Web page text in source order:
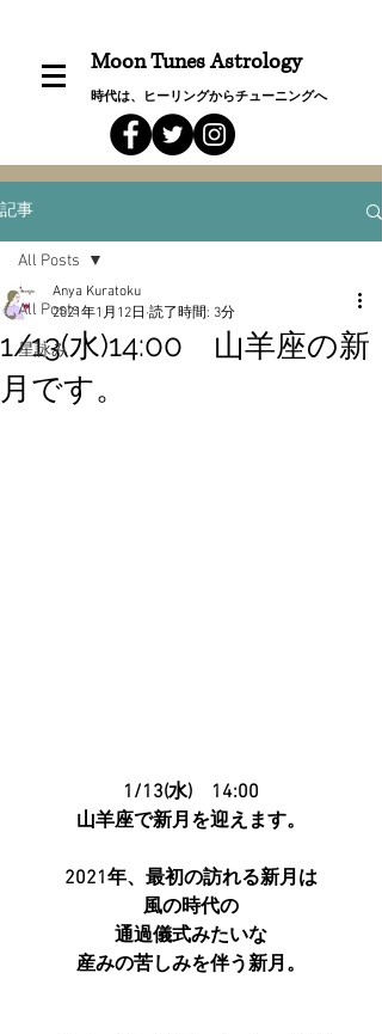
Moon Tunes Astrology
時代は、ヒーリングからチューニングへ
記事
All Posts
星詠み
All Posts
1/13(水)14:00 山羊座の新
月です。
Anya Kuratoku
2021年1月12日 読了時間: 3分
1/13(水)　14:00
山羊座で新月を迎えます。
2021年、最初の訪れる新月は
風の時代の
通過儀式みたいな
産みの苦しみを伴う新月。